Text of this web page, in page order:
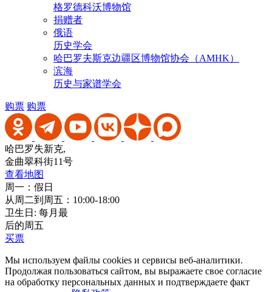
格罗德科沃博物馆
捐赠者
俄语
历史学会
哈巴罗夫斯克边疆区博物馆协会（AMHK）
滨海
历史与家谱学会
购票 购票
哈巴罗失新克,
金曲翠科街11号
查看地图
周一：假日
从周二到周五：10:00-18:00
卫生日: 每月最
后的周五
买票
Мы используем файлы cookies и сервисы веб-аналитики.
Продолжая пользоваться сайтом, вы выражаете свое согласие
на обработку персональных данных и подтверждаете факт